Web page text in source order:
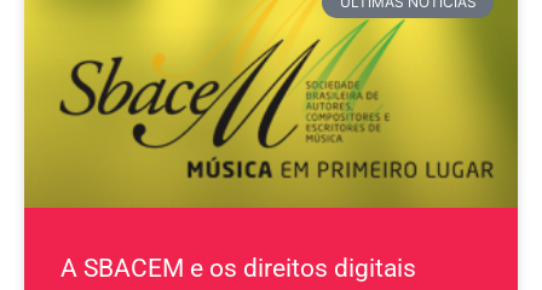
A SBACEM e os direitos digitais